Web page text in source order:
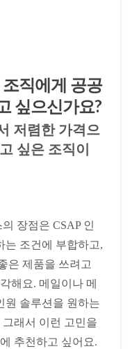
직에게 공공
싶으신가요?
저렴한 가격으
싶은 조직이
장점은 CSAP 인
는 조건에 부합하고,
은 제품을 쓰려고
해요. 메일이나 메
원 솔루션을 원하는
래서 이런 고민을
추천하고 싶어요.